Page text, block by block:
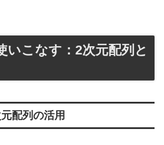
いこなす：2次元配列と
配列の活用